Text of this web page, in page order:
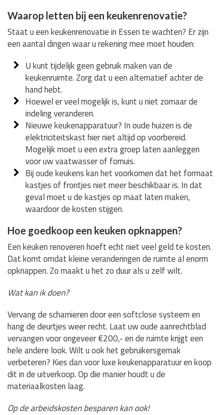
Waarop letten bij een keukenrenovatie?
Staat u een keukenrenovatie in Essen te wachten? Er zijn
een aantal dingen waar u rekening mee moet houden:
U kunt tijdelijk geen gebruik maken van de
keukenruimte. Zorg dat u een alternatief achter de
hand hebt.
Hoewel er veel mogelijk is, kunt u niet zomaar de
indeling veranderen.
Nieuwe keukenapparatuur? In oude huizen is de
elektriciteitskast hier niet altijd op voorbereid.
Mogelijk moet u een extra groep laten aanleggen
voor uw vaatwasser of fornuis.
Bij oude keukens kan het voorkomen dat het formaat
kastjes of frontjes niet meer beschikbaar is. In dat
geval moet u de kastjes op maat laten maken,
waardoor de kosten stijgen.
Hoe goedkoop een keuken opknappen?
Een keuken renoveren hoeft echt niet veel geld te kosten.
Dat komt omdat kleine veranderingen de ruimte al enorm
opknappen. Zo maakt u het zo duur als u zelf wilt.
Wat kan ik doen?
Vervang de scharnieren door een softclose systeem en
hang de deurtjes weer recht. Laat uw oude aanrechtblad
vervangen voor ongeveer €200,- en de ruimte krijgt een
hele andere look. Wilt u ook het gebruikersgemak
verbeteren? Kies dan voor luxe keukenapparatuur en koop
dit in de uitverkoop. Op die manier houdt u de
materiaalkosten laag.
Op de arbeidskosten besparen kan ook!